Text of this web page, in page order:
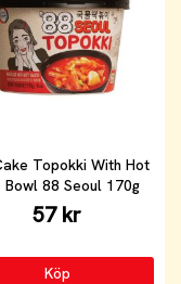
Topokki With Hot
Bowl 88 Seoul 170g
57 kr
Köp